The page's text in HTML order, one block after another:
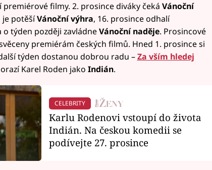
filmy. 2. prosince diváky čeká Vánoční
je potěšíVánoční výhra, 16. prosince odhalí
o týden později zavládneVánoční naděje. Prosincové
premiérám českých filmů. Hned 1. prosince si
týden dostanou dobrou radu –Za vším hledej
Karel Roden jako Indián.
CELEBRITY
Karlu Rodenovi vstoupí do života
Indián. Na českou komedii se
podívejte 27. prosince